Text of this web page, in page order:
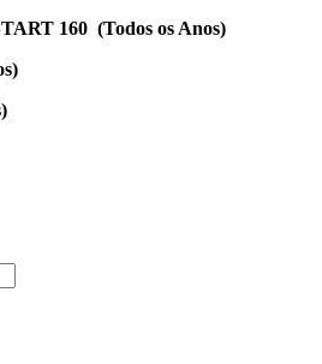
160 (Todos os Anos)